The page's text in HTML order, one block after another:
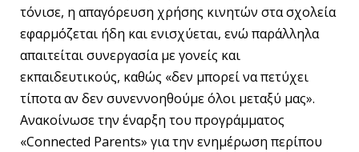
τόνισε, η απαγόρευση χρήσης κινητών στα σχολεία
εφαρμόζεται ήδη και ενισχύεται, ενώ παράλληλα
απαιτείται συνεργασία με γονείς και
εκπαιδευτικούς, καθώς «δεν μπορεί να πετύχει
τίποτα αν δεν συνεννοηθούμε όλοι μεταξύ μας».
Ανακοίνωσε την έναρξη του προγράμματος
«Connected Parents» για την ενημέρωση περίπου